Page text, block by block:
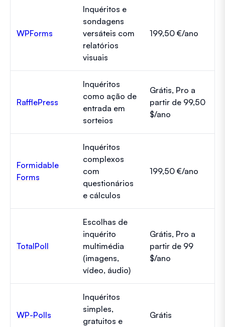
WPForms
Inquéritos e
sondagens
versáteis com
relatórios
visuais
199,50 €/ano
RafflePress
Inquéritos
como ação de
entrada em
sorteios
Grátis, Pro a
partir de 99,50
$/ano
Formidable
Forms
Inquéritos
complexos
com
questionários
e cálculos
199,50 €/ano
TotalPoll
Escolhas de
inquérito
multimédia
(imagens,
vídeo, áudio)
Grátis, Pro a
partir de 99
$/ano
WP-Polls
Inquéritos
simples,
gratuitos e
Grátis